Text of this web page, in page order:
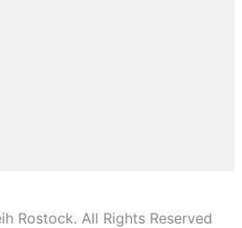
Rostock. All Rights Reserved